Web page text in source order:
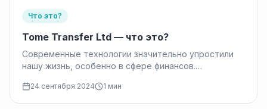
Что это?
Tome Transfer Ltd — что это?
Современные технологии значительно упростили
нашу жизнь, особенно в сфере финансов.
неотъемлемой частью нашего…
24 сентября 2024 1 мин